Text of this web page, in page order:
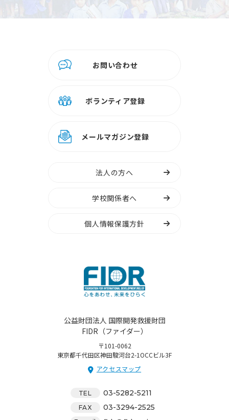
お問い合わせ
ボランティア登録
メールマガジン登録
法人の方へ
学校関係者へ
個人情報保護方針
公益財団法人 国際開発救援財団
FIDR（ファイダー）
〒101-0062
東京都千代田区神田駿河台2-1OCCビル3F
アクセスマップ
TEL 03-5282-5211
FAX 03-3294-2525